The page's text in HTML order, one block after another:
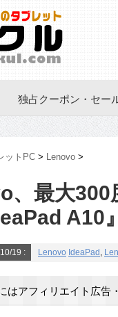
独占クーポン・セー
ットPC > Lenovo >
、最大
A10
19 : Lenovo IdeaPad ,
アフィリエイト広告